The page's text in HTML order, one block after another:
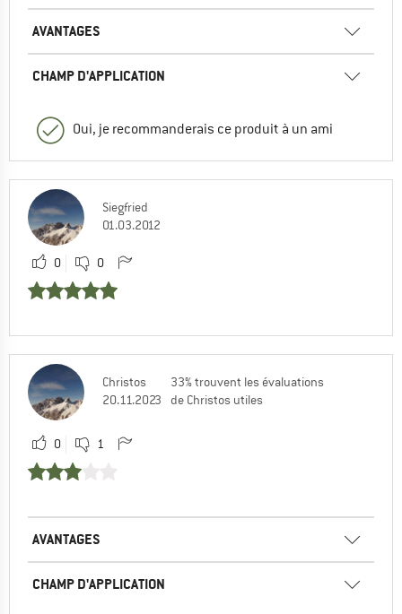
AVANTAGES
CHAMP D'APPLICATION
Oui, je recommanderais ce produit à un ami
Siegfried
01.03.2012
0 0
Christos
20.11.2023
33% trouvent les évaluations
de Christos utiles
0 1
AVANTAGES
CHAMP D'APPLICATION